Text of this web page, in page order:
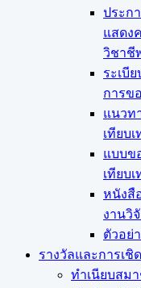
ประก
แสดง
วิชาชี
ระเบี
การข
แนวท
เทียบ
แบบข
เทียบ
หนังสื
งานวิ
ตัวอย่
รางวัลและการเชิ
ทำเนียบสม